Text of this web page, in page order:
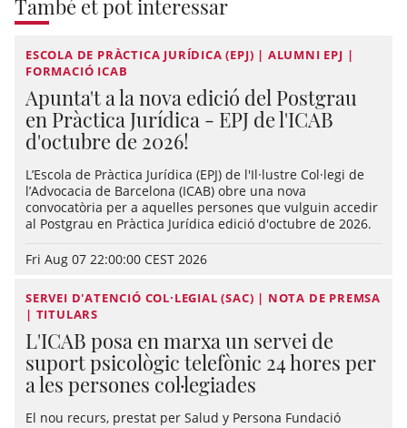
També et pot interessar
ESCOLA DE PRÀCTICA JURÍDICA (EPJ) | ALUMNI EPJ |
FORMACIÓ ICAB
Apunta't a la nova edició del Postgrau
en Pràctica Jurídica - EPJ de l'ICAB
d'octubre de 2026!
L’Escola de Pràctica Jurídica (EPJ) de l'Il·lustre Col·legi de
l’Advocacia de Barcelona (ICAB) obre una nova
convocatòria per a aquelles persones que vulguin accedir
al Postgrau en Pràctica Jurídica edició d'octubre de 2026.
Fri Aug 07 22:00:00 CEST 2026
SERVEI D'ATENCIÓ COL·LEGIAL (SAC) | NOTA DE PREMSA
| TITULARS
L'ICAB posa en marxa un servei de
suport psicològic telefònic 24 hores per
a les persones col·legiades
El nou recurs, prestat per Salud y Persona Fundació